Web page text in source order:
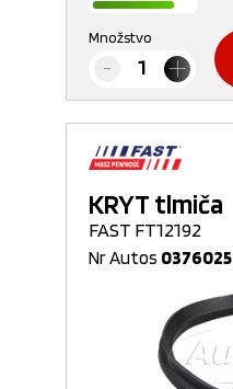
Množstvo
KRYT tlmiča
FAST FT12192
Nr Autos 0376025